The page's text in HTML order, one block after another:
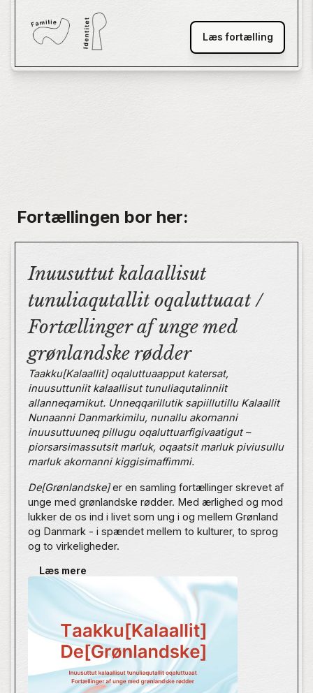
Læs fortælling
Fortællingen bor her:
Inuusuttut kalaallisut
tunuliaqutallit oqaluttuaat /
Fortællinger af unge med
grønlandske rødder
Taakku[Kalaallit] oqaluttuaapput katersat,
inuusuttuniit kalaallisut tunuliaqutalinniit
allanneqarnikut. Unneqqarillutik sapiillutillu Kalaallit
Nunaanni Danmarkimilu, nunallu akornanni
inuusuttuuneq pillugu oqaluttuarfigivaatigut –
piorsarsimassutsit marluk, oqaatsit marluk piviusullu
marluk akornanni kiggisimaffimmi.
De[Grønlandske]er en samling fortællinger skrevet af
unge med grønlandske rødder. Med ærlighed og mod
lukker de os ind i livet som ung i og mellem Grønland
og Danmark - i spændet mellem to kulturer, to sprog
og to virkeligheder.
Bogen har til formål at give ordet til unge med
grønlandsk baggrund, fordi mange ikke genkender sig
selv i de eksisterende fortællinger om Grønland og
grønlændere i den offentlige debat.
Deres perspektiver og erfaringer er ofte overset eller
underrepræsenterede, og derfor er det afgørende, at
de selv får mulighed for at definere kollektive
fortælling om, hvordan det er at være ung med
Læs mere